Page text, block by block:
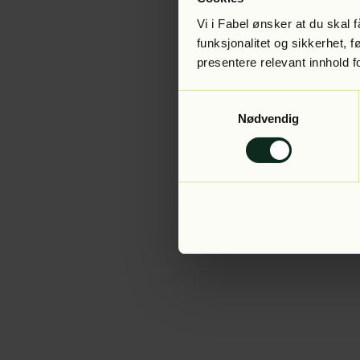
Vi i Fabel ønsker at du skal
funksjonalitet og sikkerhet,
presentere relevant innhold
Nødvendig
Application